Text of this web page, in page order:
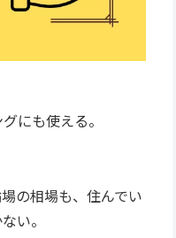
にも使える。
の相場も、住んでい
い。